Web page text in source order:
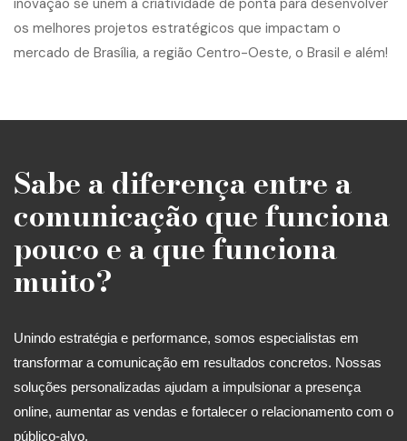
Sabe a diferença entre a
comunicação que funciona
pouco e a que funciona
muito?
Unindo estratégia e performance, somos especialistas em
transformar a comunicação em resultados concretos. Nossas
soluções personalizadas ajudam a impulsionar a presença
online, aumentar as vendas e fortalecer o relacionamento com o
público-alvo.